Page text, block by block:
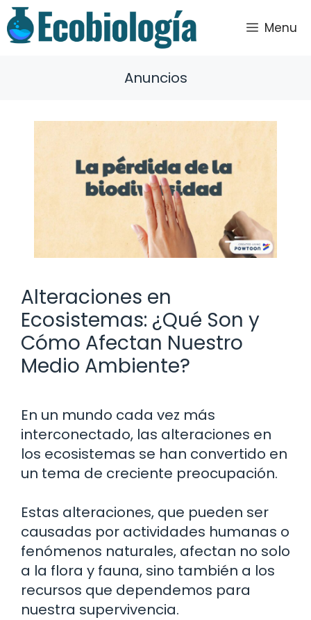
Saltar
al
contenido
Menu
Anuncios
Alteraciones en
Ecosistemas: ¿Qué Son y
Cómo Afectan Nuestro
Medio Ambiente?
En un mundo cada vez más
interconectado, las alteraciones en
los ecosistemas se han convertido en
un tema de creciente preocupación.
Estas alteraciones, que pueden ser
causadas por actividades humanas o
fenómenos naturales, afectan no solo
a la flora y fauna, sino también a los
recursos que dependemos para
nuestra supervivencia.